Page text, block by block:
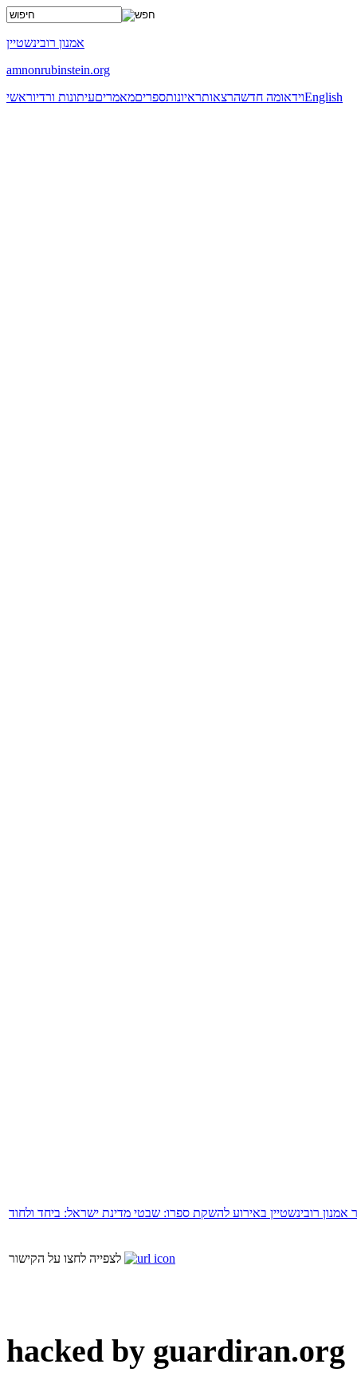
אמנון רובינשטיין
amnonrubinstein.org
x
ראשיעיתונות ורדיומאמריםספריםראיונותהרצאותמה חדשוידאוEnglish
אמנון רובינשטיין באירוע להשקת ספרו: שבטי מדינת ישראל: ביחד ולחוד
hacked by guardiran.org